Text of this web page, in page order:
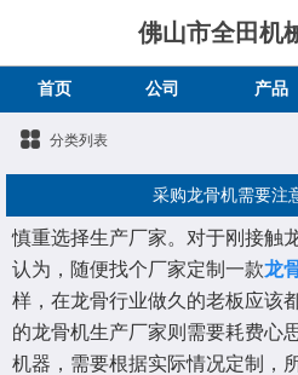
佛山市全田机
首页 公司 产品
分类列表
采购龙骨机需要注
慎重选择生产厂家。对于刚接触
认为，随便找个厂家定制一款龙
样，在龙骨行业做久的老板应该
的龙骨机生产厂家则需要耗费心
机器，需要根据实际情况定制，